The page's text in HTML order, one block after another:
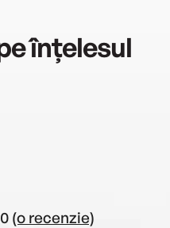
înțelesul
(o recenzie)